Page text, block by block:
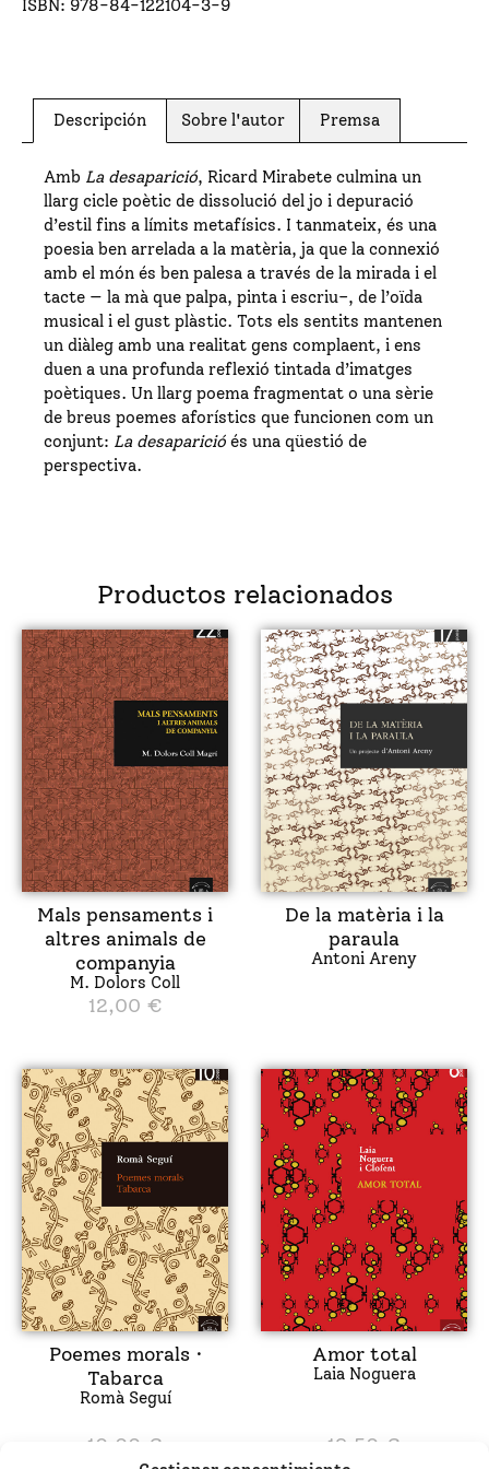
ISBN: 978-84-122104-3-9
Descripción Sobre l'autor Premsa
Amb La desaparició, Ricard Mirabete culmina un
llarg cicle poètic de dissolució del jo i depuració
d’estil fins a límits metafísics. I tanmateix, és una
poesia ben arrelada a la matèria, ja que la connexió
amb el món és ben palesa a través de la mirada i el
tacte — la mà que palpa, pinta i escriu–, de l’oïda
musical i el gust plàstic. Tots els sentits mantenen
un diàleg amb una realitat gens complaent, i ens
duen a una profunda reflexió tintada d’imatges
poètiques. Un llarg poema fragmentat o una sèrie
de breus poemes aforístics que funcionen com un
conjunt: La desaparició és una qüestió de
perspectiva.
Productos relacionados
Mals pensaments i
altres animals de
companyia
M. Dolors Coll
12,00 €
De la matèria i la
paraula
Antoni Areny
Poemes morals ·
Tabarca
Romà Seguí
10,00 €
Amor total
Laia Noguera
19,50 €